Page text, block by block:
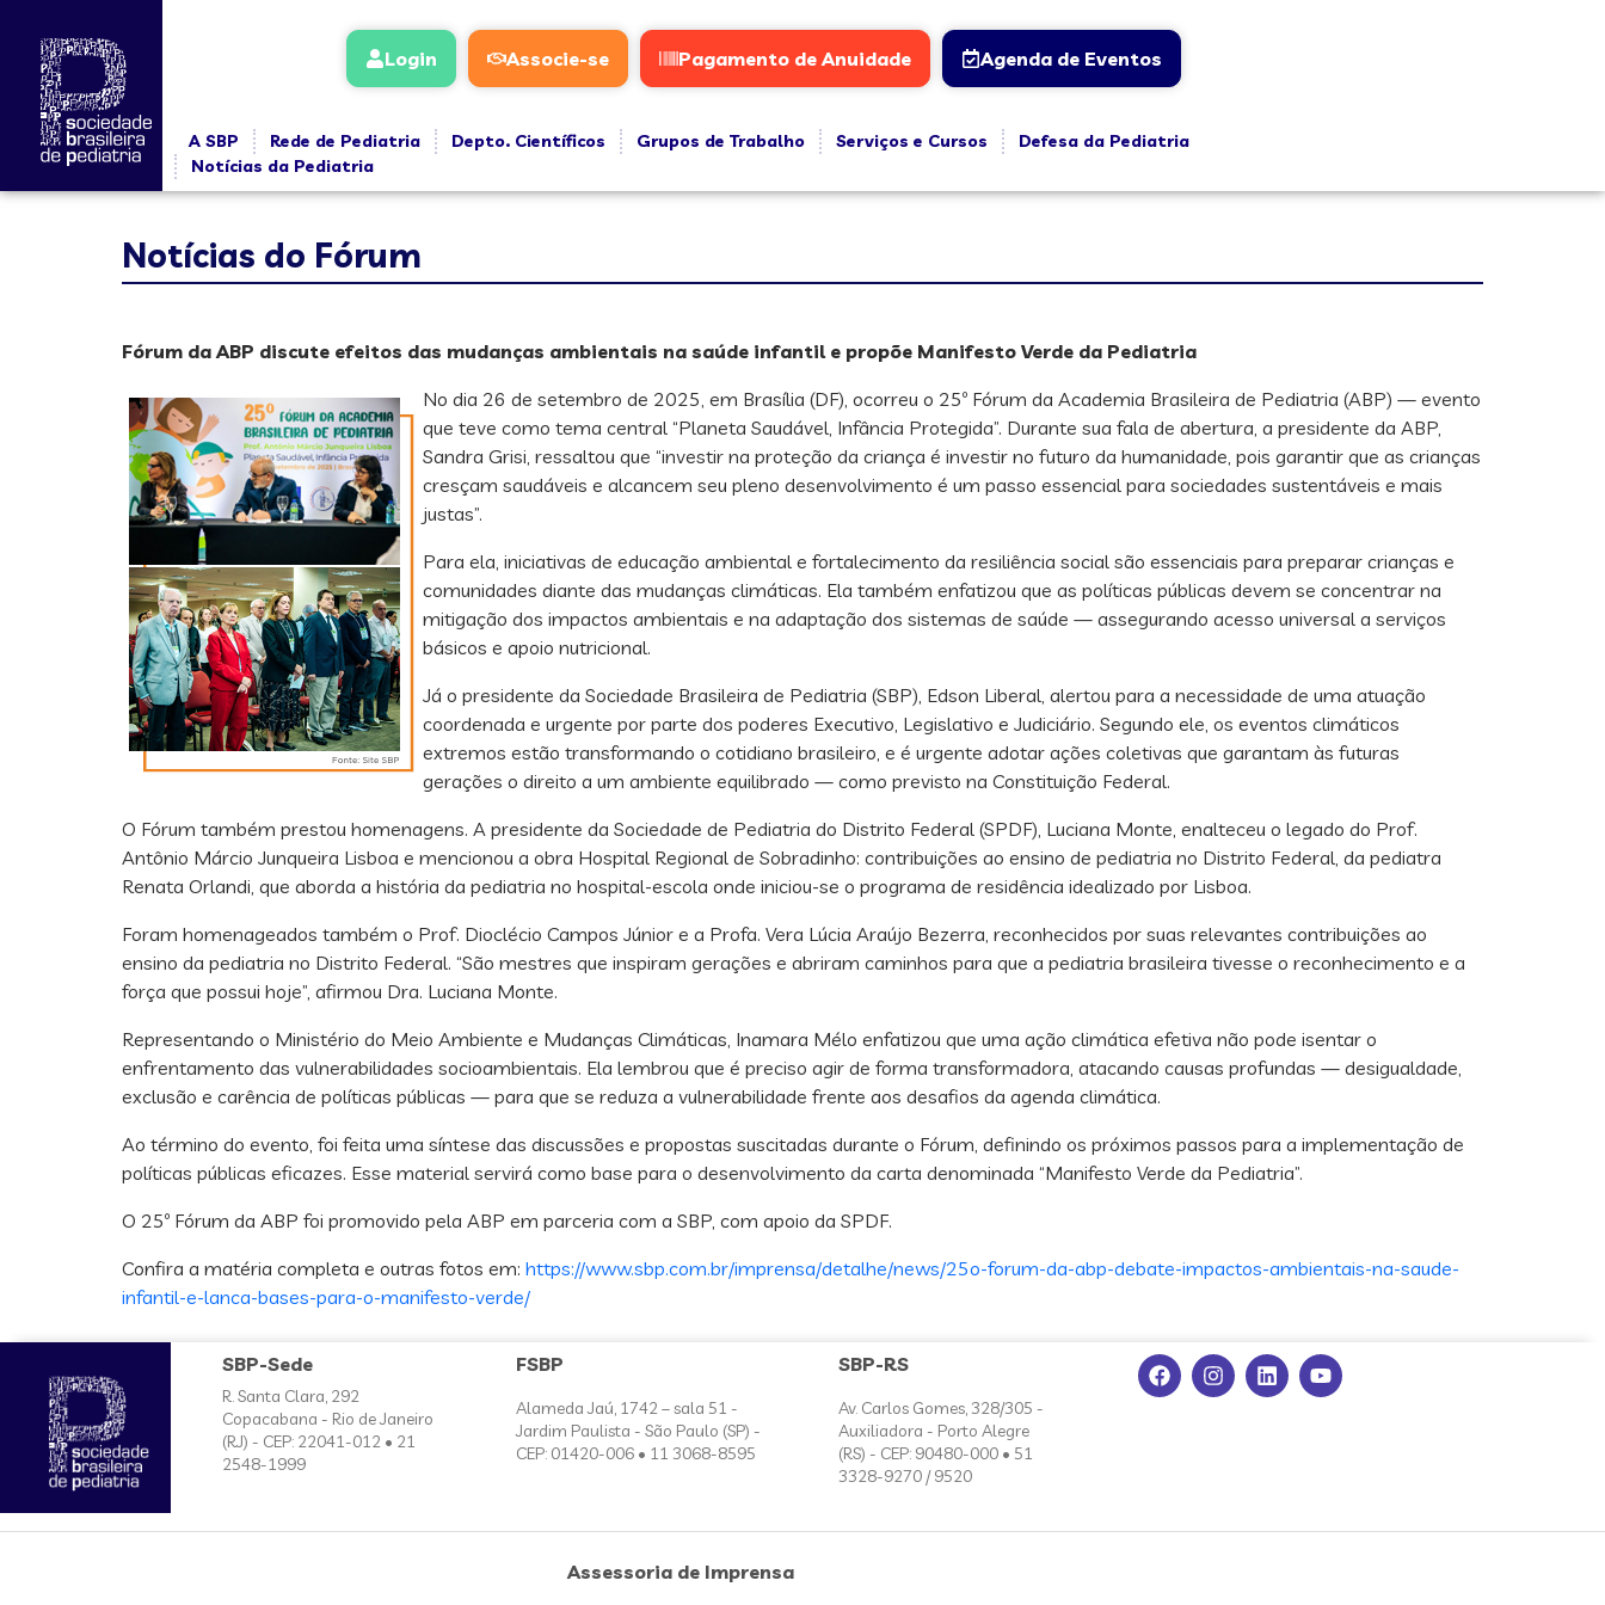
Login Associe-se Pagamento de Anuidade Agenda de Eventos
A SBP Rede de Pediatria Depto. Científicos Grupos de Trabalho Serviços e Cursos
Defesa da Pediatria
Notícias da Pediatria
Notícias do Fórum
Fórum da ABP discute efeitos das mudanças ambientais na saúde infantil e propõe Manifesto Verde da Pediatria
No dia 26 de setembro de 2025, em Brasília (DF), ocorreu o 25º Fórum da Academia Brasileira de Pediatria (ABP) — evento
que teve como tema central “Planeta Saudável, Infância Protegida”. Durante sua fala de abertura, a presidente da ABP,
Sandra Grisi, ressaltou que “investir na proteção da criança é investir no futuro da humanidade, pois garantir que as crianças
cresçam saudáveis e alcancem seu pleno desenvolvimento é um passo essencial para sociedades sustentáveis e mais
justas”.
Para ela, iniciativas de educação ambiental e fortalecimento da resiliência social são essenciais para preparar crianças e
comunidades diante das mudanças climáticas. Ela também enfatizou que as políticas públicas devem se concentrar na
mitigação dos impactos ambientais e na adaptação dos sistemas de saúde — assegurando acesso universal a serviços
básicos e apoio nutricional.
Já o presidente da Sociedade Brasileira de Pediatria (SBP), Edson Liberal, alertou para a necessidade de uma atuação
coordenada e urgente por parte dos poderes Executivo, Legislativo e Judiciário. Segundo ele, os eventos climáticos
extremos estão transformando o cotidiano brasileiro, e é urgente adotar ações coletivas que garantam às futuras
gerações o direito a um ambiente equilibrado — como previsto na Constituição Federal.
O Fórum também prestou homenagens. A presidente da Sociedade de Pediatria do Distrito Federal (SPDF), Luciana Monte, enalteceu o legado do Prof.
Antônio Márcio Junqueira Lisboa e mencionou a obra Hospital Regional de Sobradinho: contribuições ao ensino de pediatria no Distrito Federal, da pediatra
Renata Orlandi, que aborda a história da pediatria no hospital-escola onde iniciou-se o programa de residência idealizado por Lisboa.
Foram homenageados também o Prof. Dioclécio Campos Júnior e a Profa. Vera Lúcia Araújo Bezerra, reconhecidos por suas relevantes contribuições ao
ensino da pediatria no Distrito Federal. “São mestres que inspiram gerações e abriram caminhos para que a pediatria brasileira tivesse o reconhecimento e a
força que possui hoje”, afirmou Dra. Luciana Monte.
Representando o Ministério do Meio Ambiente e Mudanças Climáticas, Inamara Mélo enfatizou que uma ação climática efetiva não pode isentar o
enfrentamento das vulnerabilidades socioambientais. Ela lembrou que é preciso agir de forma transformadora, atacando causas profundas — desigualdade,
exclusão e carência de políticas públicas — para que se reduza a vulnerabilidade frente aos desafios da agenda climática.
Ao término do evento, foi feita uma síntese das discussões e propostas suscitadas durante o Fórum, definindo os próximos passos para a implementação de
políticas públicas eficazes. Esse material servirá como base para o desenvolvimento da carta denominada “Manifesto Verde da Pediatria”.
O 25º Fórum da ABP foi promovido pela ABP em parceria com a SBP, com apoio da SPDF.
Confira a matéria completa e outras fotos em: https://www.sbp.com.br/imprensa/detalhe/news/25o-forum-da-abp-debate-impactos-ambientais-na-saude-
infantil-e-lanca-bases-para-o-manifesto-verde/
SBP-Sede
R. Santa Clara, 292
Copacabana - Rio de Janeiro
(RJ) - CEP: 22041-012 • 21
2548-1999
FSBP
Alameda Jaú, 1742 – sala 51 -
Jardim Paulista - São Paulo (SP) -
CEP: 01420-006 • 11 3068-8595
SBP-RS
Av. Carlos Gomes, 328/305 -
Auxiliadora - Porto Alegre
(RS) - CEP: 90480-000 • 51
3328-9270 / 9520
Assessoria de Imprensa